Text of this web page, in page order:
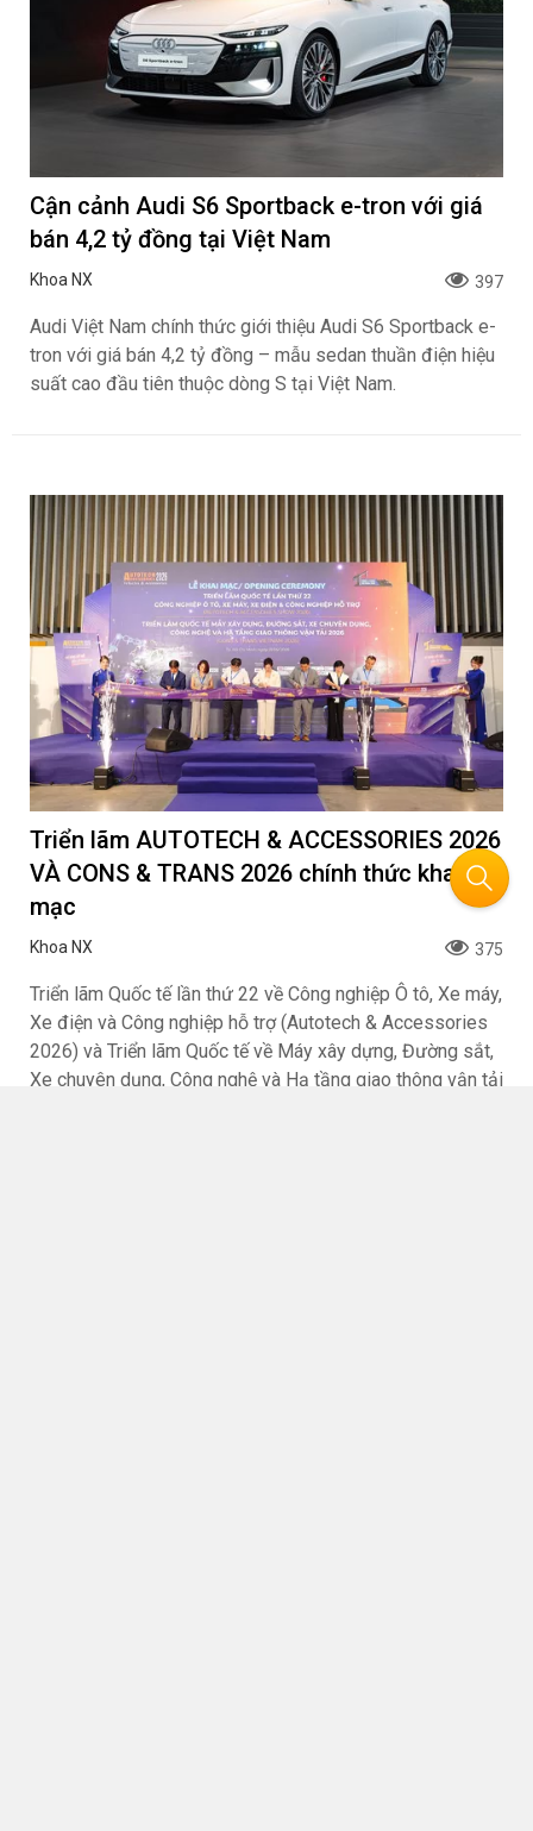
Cận cảnh Audi S6 Sportback e-tron với giá
bán 4,2 tỷ đồng tại Việt Nam
Khoa NX 397
Audi Việt Nam chính thức giới thiệu Audi S6 Sportback e-
tron với giá bán 4,2 tỷ đồng – mẫu sedan thuần điện hiệu
suất cao đầu tiên thuộc dòng S tại Việt Nam.
Triển lãm AUTOTECH & ACCESSORIES 2026
VÀ CONS & TRANS 2026 chính thức khai
mạc
Khoa NX 375
Triển lãm Quốc tế lần thứ 22 về Công nghiệp Ô tô, Xe máy,
Xe điện và Công nghiệp hỗ trợ (Autotech & Accessories
2026) và Triển lãm Quốc tế về Máy xây dựng, Đường sắt,
Xe chuyên dụng, Công nghệ và Hạ tầng giao thông vận tải